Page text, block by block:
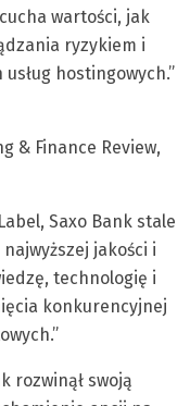
wartości, jak
ryzykiem i
hostingowych.”
& Finance Review,
Saxo Bank stale
jakości i
technologię i
konkurencyjnej
rozwinął swoją